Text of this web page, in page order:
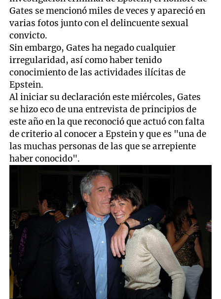
Gates se mencionó miles de veces y apareció en
varias fotos junto con el delincuente sexual
convicto.
Sin embargo, Gates ha negado cualquier
irregularidad, así como haber tenido
conocimiento de las actividades ilícitas de
Epstein.
Al iniciar su declaración este miércoles, Gates
se hizo eco de una entrevista de principios de
este año en la que reconoció que actuó con falta
de criterio al conocer a Epstein y que es "una de
las muchas personas de las que se arrepiente
haber conocido".